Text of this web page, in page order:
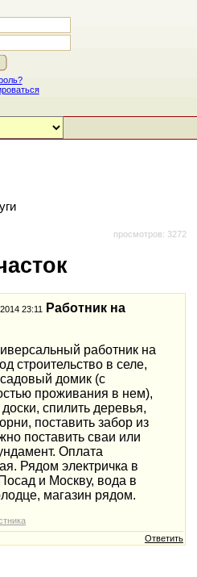
просмотров: 3272
23:11
Работник на
работник на
строительство в селе,
домик (с
проживания в нем),
спилить деревья,
поставить забор из
поставить сваи или
Оплата
Рядом электричка в
и Москву, вода в
магазин рядом.
Ответить